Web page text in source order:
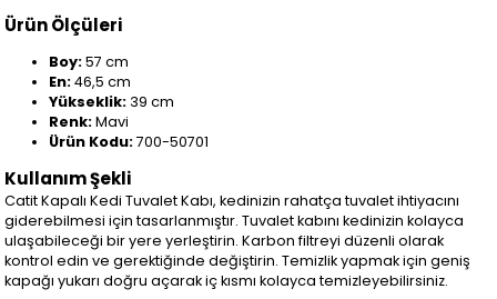
Ürün Ölçüleri
Boy:57 cm
En:46,5 cm
Yükseklik: 39 cm
Renk:Mavi
Ürün Kodu:700-50701
Kullanım Şekli
Catit Kapalı Kedi Tuvalet Kabı, kedinizin rahatça tuvalet ihtiyacını
giderebilmesi için tasarlanmıştır. Tuvalet kabını kedinizin kolayca
ulaşabileceği bir yere yerleştirin. Karbon filtreyi düzenli olarak
kontrol edin ve gerektiğinde değiştirin. Temizlik yapmak için geniş
kapağı yukarı doğru açarak iç kısmı kolayca temizleyebilirsiniz.